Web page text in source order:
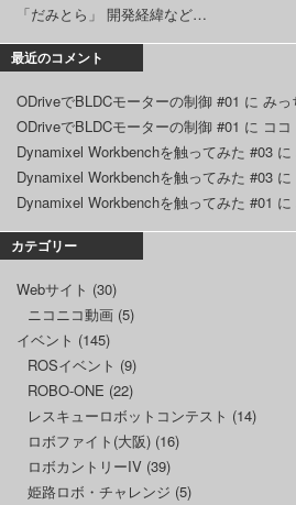
「だみとら」 開発経緯など…
最近のコメント
ODriveでBLDCモーターの制御 #01 に みっ
ODriveでBLDCモーターの制御 #01 に ココ
Dynamixel Workbenchを触ってみた #03 に
Dynamixel Workbenchを触ってみた #03 に
Dynamixel Workbenchを触ってみた #01 に
カテゴリー
Webサイト (30)
ニコニコ動画 (5)
イベント (145)
ROSイベント (9)
ROBO-ONE (22)
レスキューロボットコンテスト (14)
ロボファイト(大阪) (16)
ロボカントリーIV (39)
姫路ロボ・チャレンジ (5)